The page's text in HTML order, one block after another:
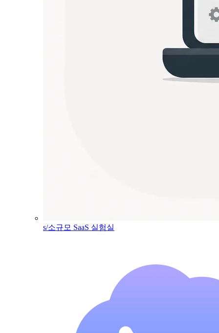
s/소규모 SaaS 실험실